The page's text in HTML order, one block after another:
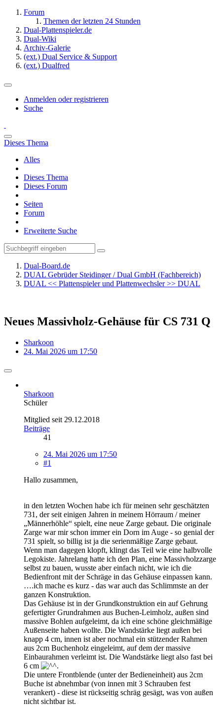
Forum
Themen der letzten 24 Stunden
Dual-Plattenspieler.de
Dual-Wiki
Archiv-Galerie
(ext.) Dual Service & Support
(ext.) Dualfred
Anmelden oder registrieren
Suche
Dieses Thema
Alles
Dieses Thema
Dieses Forum
Seiten
Forum
Erweiterte Suche
Dual-Board.de
DUAL Gebrüder Steidinger / Dual GmbH (Fachbereich)
DUAL << Plattenspieler und Plattenwechsler >> DUAL
Neues Massivholz-Gehäuse für CS 731 Q
Sharkoon
24. Mai 2026 um 17:50
Sharkoon
Schüler
Mitglied seit 29.12.2018
Beiträge
41
24. Mai 2026 um 17:50
#1
Hallo zusammen,
in den letzten Wochen habe ich für meinen sehr geschätzten
731, der seit einigen Jahren in meinem Hörraum / meiner
„Männerhöhle“ spielt, eine neue Zarge gebaut. Die originale
Zarge war mir schon immer ein Dorn im Auge - so genial der
731 spielt, so billig ist ja die serienmäßige Zarge gebaut.
Wenn man dagegen klopft, klingt das Teil wie eine halbvolle
Legokiste. Jahrelang hatte ich den Plan, eine Massivholzzarge
selbst zu bauen, wusste aber einfach nicht, wie ich die
Bedienfront mit der Schräge in das Gehäuse einpassen kann.
….ich mache es kurz - das war auch das Schlimmste an der
ganzen Konstruktion.
Das Gehäuse ist in der Grundkonstruktion ein auf Gehrung
gefertigter Grundrahmen aus Buchen-Leimholz, außen sind
massive Bohlen aufgeleimt, da ich eine schöne gleichmäßige
Außenseite haben wollte. Die Wandstärke liegt außen bei
knapp 4 cm, innen ist aber nochmal ein stützender Rahmen
aus 2cm Buchenholz eingeleimt, auf dem der massive
Einbaurahmen verleimt ist. Die Wandstärke liegt also fast bei
6 cm
.
Die untere Frontblende (unter der Bedieneinheit) aus 2cm
Buche ist abnehmbar (von innen mit 3 Schrauben fest
verankert) - diese ist rückseitig schräg gesägt, was von außen
nicht sichtbar ist.